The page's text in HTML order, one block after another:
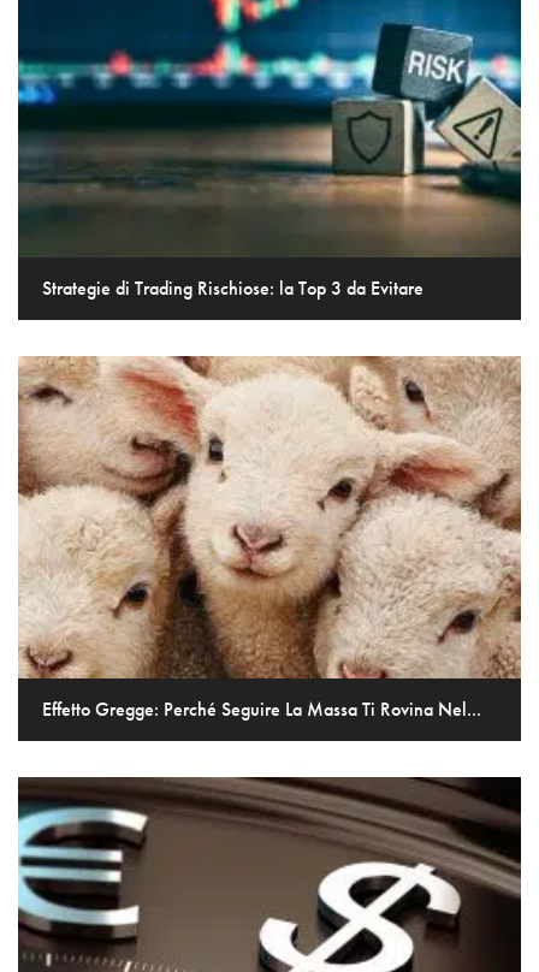
Strategie di Trading Rischiose: la Top 3 da Evitare
Effetto Gregge: Perché Seguire La Massa Ti Rovina Nel...